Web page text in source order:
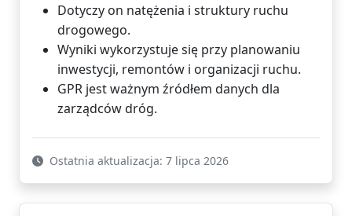
Dotyczy on natężenia i struktury ruchu
drogowego.
Wyniki wykorzystuje się przy planowaniu
inwestycji, remontów i organizacji ruchu.
GPR jest ważnym źródłem danych dla
zarządców dróg.
Ostatnia aktualizacja: 7 lipca 2026